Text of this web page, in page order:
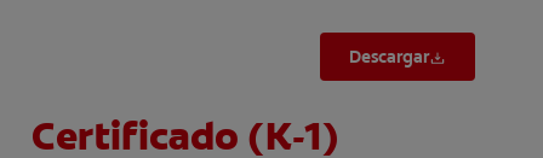
Descargar
Certificado (K-1)